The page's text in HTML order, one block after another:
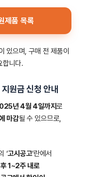
제품 목록
있으며, 구매 전 제품이
합니다.
원금 신청 안내
년 4월 4일까지로
마감될 수 있으므로,
‘고시공고’란에서
1~2주 내로